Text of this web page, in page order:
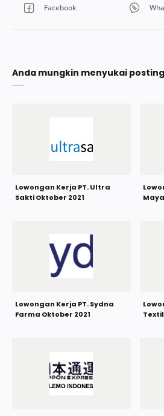
Anda mungkin menyukai
Lowongan Kerja PT. Ultra
Sakti Oktober 2021
Lowongan Kerja PT. Sydna
Farma Oktober 2021